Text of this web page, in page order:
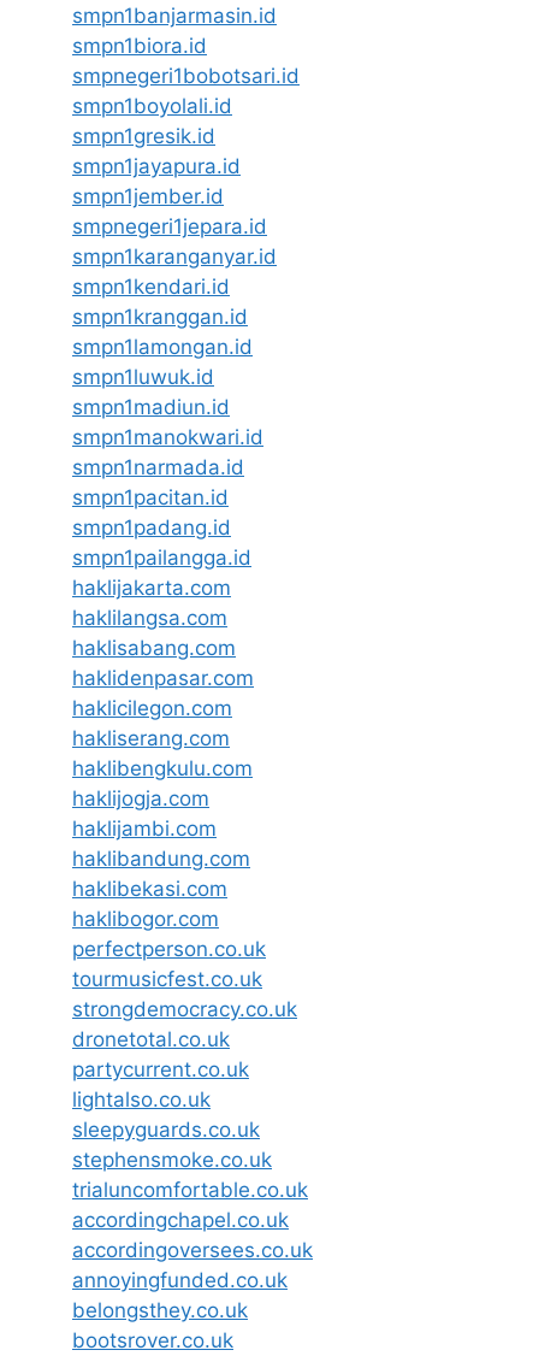
smpn1banjarmasin.id
smpn1biora.id
smpnegeri1bobotsari.id
smpn1boyolali.id
smpn1gresik.id
smpn1jayapura.id
smpn1jember.id
smpnegeri1jepara.id
smpn1karanganyar.id
smpn1kendari.id
smpn1kranggan.id
smpn1lamongan.id
smpn1luwuk.id
smpn1madiun.id
smpn1manokwari.id
smpn1narmada.id
smpn1pacitan.id
smpn1padang.id
smpn1pailangga.id
haklijakarta.com
haklilangsa.com
haklisabang.com
haklidenpasar.com
haklicilegon.com
hakliserang.com
haklibengkulu.com
haklijogja.com
haklijambi.com
haklibandung.com
haklibekasi.com
haklibogor.com
perfectperson.co.uk
tourmusicfest.co.uk
strongdemocracy.co.uk
dronetotal.co.uk
partycurrent.co.uk
lightalso.co.uk
sleepyguards.co.uk
stephensmoke.co.uk
trialuncomfortable.co.uk
accordingchapel.co.uk
accordingoversees.co.uk
annoyingfunded.co.uk
belongsthey.co.uk
bootsrover.co.uk